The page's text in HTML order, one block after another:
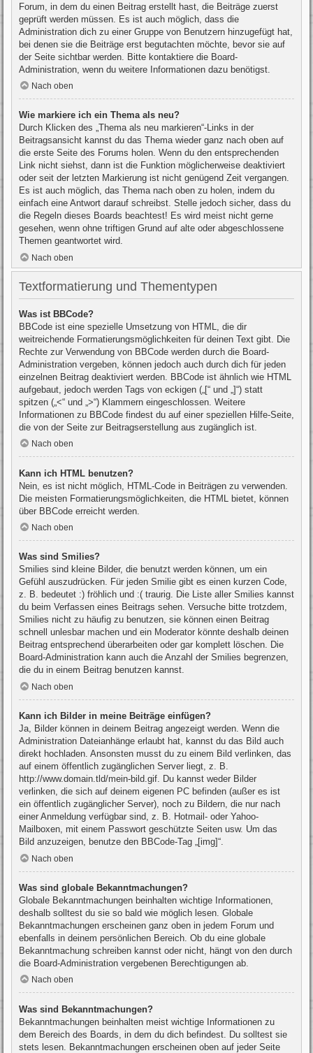
Forum, in dem du einen Beitrag erstellt hast, die Beiträge zuerst
geprüft werden müssen. Es ist auch möglich, dass die
Administration dich zu einer Gruppe von Benutzern hinzugefügt hat,
bei denen sie die Beiträge erst begutachten möchte, bevor sie auf
der Seite sichtbar werden. Bitte kontaktiere die Board-
Administration, wenn du weitere Informationen dazu benötigst.
Nach oben
Wie markiere ich ein Thema als neu?
Durch Klicken des „Thema als neu markieren“-Links in der
Beitragsansicht kannst du das Thema wieder ganz nach oben auf
die erste Seite des Forums holen. Wenn du den entsprechenden
Link nicht siehst, dann ist die Funktion möglicherweise deaktiviert
oder seit der letzten Markierung ist nicht genügend Zeit vergangen.
Es ist auch möglich, das Thema nach oben zu holen, indem du
einfach eine Antwort darauf schreibst. Stelle jedoch sicher, dass du
die Regeln dieses Boards beachtest! Es wird meist nicht gerne
gesehen, wenn ohne triftigen Grund auf alte oder abgeschlossene
Themen geantwortet wird.
Nach oben
Textformatierung und Thementypen
Was ist BBCode?
BBCode ist eine spezielle Umsetzung von HTML, die dir
weitreichende Formatierungsmöglichkeiten für deinen Text gibt. Die
Rechte zur Verwendung von BBCode werden durch die Board-
Administration vergeben, können jedoch auch durch dich für jeden
einzelnen Beitrag deaktiviert werden. BBCode ist ähnlich wie HTML
aufgebaut, jedoch werden Tags von eckigen („[“ und „]“) statt
spitzen („<“ und „>“) Klammern eingeschlossen. Weitere
Informationen zu BBCode findest du auf einer speziellen Hilfe-Seite,
die von der Seite zur Beitragserstellung aus zugänglich ist.
Nach oben
Kann ich HTML benutzen?
Nein, es ist nicht möglich, HTML-Code in Beiträgen zu verwenden.
Die meisten Formatierungsmöglichkeiten, die HTML bietet, können
über BBCode erreicht werden.
Nach oben
Was sind Smilies?
Smilies sind kleine Bilder, die benutzt werden können, um ein
Gefühl auszudrücken. Für jeden Smilie gibt es einen kurzen Code,
z. B. bedeutet :) fröhlich und :( traurig. Die Liste aller Smilies kannst
du beim Verfassen eines Beitrags sehen. Versuche bitte trotzdem,
Smilies nicht zu häufig zu benutzen, sie können einen Beitrag
schnell unlesbar machen und ein Moderator könnte deshalb deinen
Beitrag entsprechend überarbeiten oder gar komplett löschen. Die
Board-Administration kann auch die Anzahl der Smilies begrenzen,
die du in einem Beitrag benutzen kannst.
Nach oben
Kann ich Bilder in meine Beiträge einfügen?
Ja, Bilder können in deinem Beitrag angezeigt werden. Wenn die
Administration Dateianhänge erlaubt hat, kannst du das Bild auch
direkt hochladen. Ansonsten musst du zu einem Bild verlinken, das
auf einem öffentlich zugänglichen Server liegt, z. B.
http://www.domain.tld/mein-bild.gif. Du kannst weder Bilder
verlinken, die sich auf deinem eigenen PC befinden (außer es ist
ein öffentlich zugänglicher Server), noch zu Bildern, die nur nach
einer Anmeldung verfügbar sind, z. B. Hotmail- oder Yahoo-
Mailboxen, mit einem Passwort geschützte Seiten usw. Um das
Bild anzuzeigen, benutze den BBCode-Tag „[img]“.
Nach oben
Was sind globale Bekanntmachungen?
Globale Bekanntmachungen beinhalten wichtige Informationen,
deshalb solltest du sie so bald wie möglich lesen. Globale
Bekanntmachungen erscheinen ganz oben in jedem Forum und
ebenfalls in deinem persönlichen Bereich. Ob du eine globale
Bekanntmachung schreiben kannst oder nicht, hängt von den durch
die Board-Administration vergebenen Berechtigungen ab.
Nach oben
Was sind Bekanntmachungen?
Bekanntmachungen beinhalten meist wichtige Informationen zu
dem Bereich des Boards, in dem du dich befindest. Du solltest sie
stets lesen. Bekanntmachungen erscheinen oben auf jeder Seite